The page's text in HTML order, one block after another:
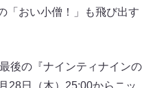
「おい小僧！」も飛び出す
後の『ナインティナインの